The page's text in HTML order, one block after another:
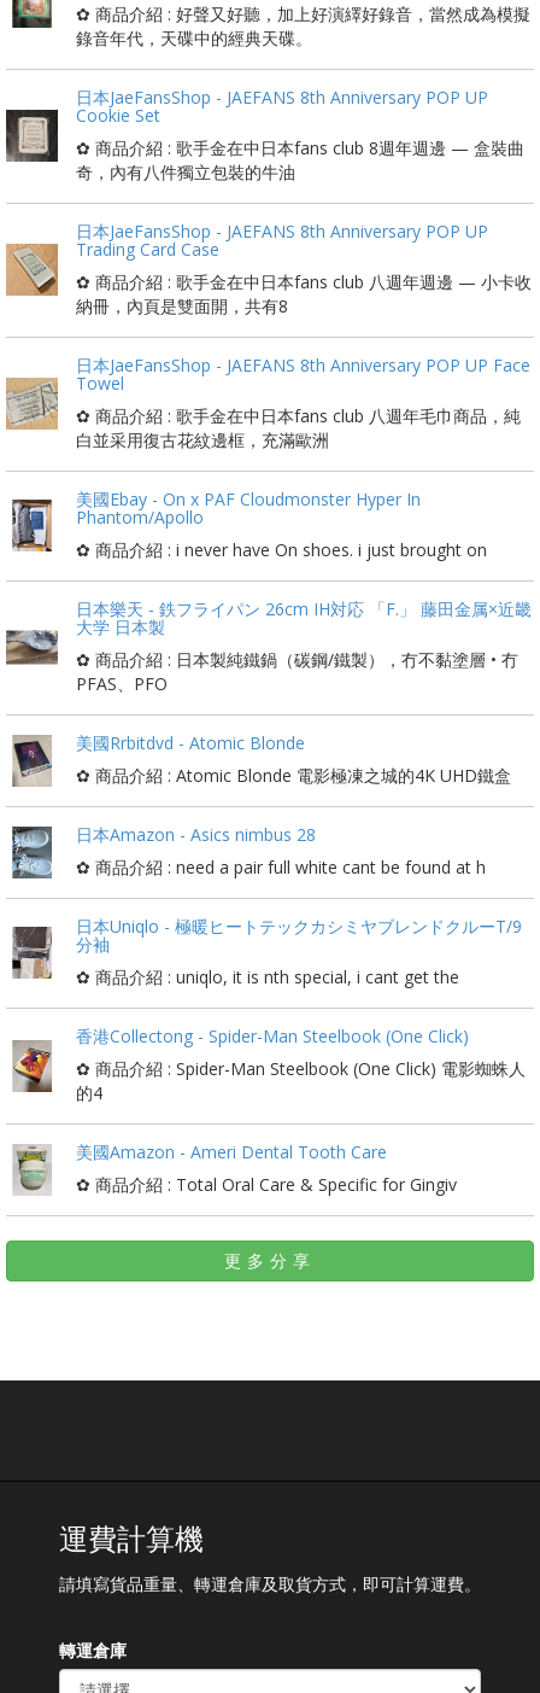
✿ 商品介紹 : 好聲又好聽，加上好演繹好錄音，當然成為模擬
錄音年代，天碟中的經典天碟。
日本JaeFansShop - JAEFANS 8th Anniversary POP UP
Cookie Set
✿ 商品介紹 : 歌手金在中日本fans club 8週年週邊 — 盒裝曲
奇，內有八件獨立包裝的牛油
日本JaeFansShop - JAEFANS 8th Anniversary POP UP
Trading Card Case
✿ 商品介紹 : 歌手金在中日本fans club 八週年週邊 — 小卡收
納冊，內頁是雙面開，共有8
日本JaeFansShop - JAEFANS 8th Anniversary POP UP Face
Towel
✿ 商品介紹 : 歌手金在中日本fans club 八週年毛巾商品，純
白並采用復古花紋邊框，充滿歐洲
美國Ebay - On x PAF Cloudmonster Hyper In
Phantom/Apollo
✿ 商品介紹 : i never have On shoes. i just brought on
日本樂天 - 鉄フライパン 26cm IH対応 「F.」 藤田金属×近畿
大学 日本製
✿ 商品介紹 : 日本製純鐵鍋（碳鋼/鐵製），冇不黏塗層 • 冇
PFAS、PFO
美國Rrbitdvd - Atomic Blonde
✿ 商品介紹 : Atomic Blonde 電影極凍之城的4K UHD鐵盒
日本Amazon - Asics nimbus 28
✿ 商品介紹 : need a pair full white cant be found at h
日本Uniqlo - 極暖ヒートテックカシミヤブレンドクルーT/9
分袖
✿ 商品介紹 : uniqlo, it is nth special, i cant get the
香港Collectong - Spider-Man Steelbook (One Click)
✿ 商品介紹 : Spider-Man Steelbook (One Click) 電影蜘蛛人
的4
美國Amazon - Ameri Dental Tooth Care
✿ 商品介紹 : Total Oral Care & Specific for Gingiv
更多分享
運費計算機
請填寫貨品重量、轉運倉庫及取貨方式，即可計算運費。
轉運倉庫